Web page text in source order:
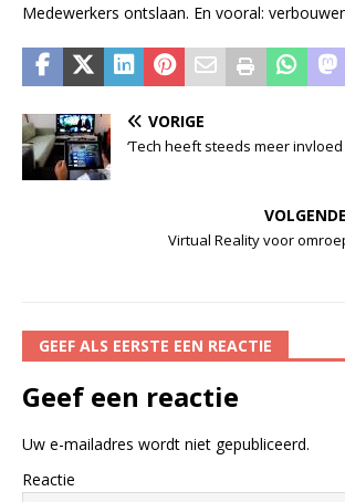
Medewerkers ontslaan. En vooral:
VORIGE
‘Tech heeft steeds meer invloed
VOLGENDE
Virtual Reality voor
GEEF ALS EERSTE EEN REACTIE
Geef een reactie
Uw e-mailadres wordt niet gepubliceerd.
Reactie